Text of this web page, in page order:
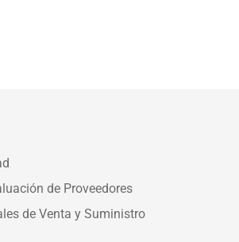
de Proveedores
de Venta y Suministro